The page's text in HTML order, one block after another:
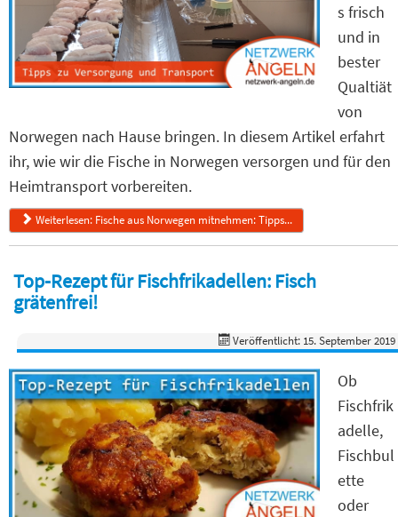
s frisch
und in
bester
Qualtiät
von
Norwegen nach Hause bringen. In diesem Artikel erfahrt
ihr, wie wir die Fische in Norwegen versorgen und für den
Heimtransport vorbereiten.
Weiterlesen: Fische aus Norwegen mitnehmen: Tipps...
Top-Rezept für Fischfrikadellen: Fisch
grätenfrei!
Veröffentlicht: 15. September 2019
Ob
Fischfrik
adelle,
Fischbul
ette
oder